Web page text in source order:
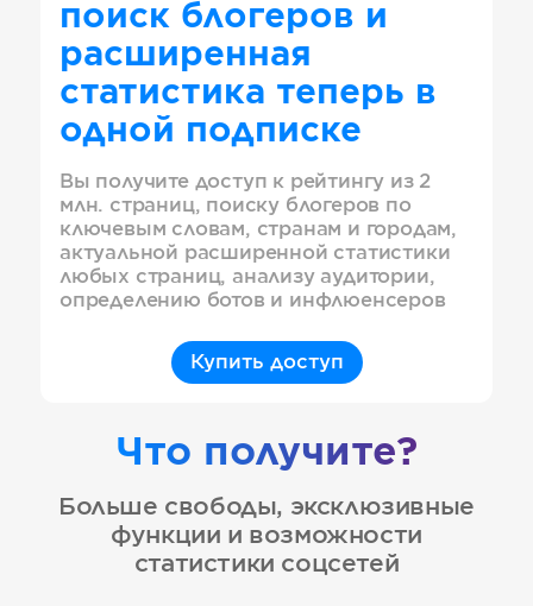
поиск блогеров и
расширенная
статистика теперь в
одной подписке
Вы получите доступ к рейтингу из 2
млн. страниц, поиску блогеров по
ключевым словам, странам и городам,
актуальной расширенной статистики
любых страниц, анализу аудитории,
определению ботов и инфлюенсеров
Купить доступ
Что получите?
Больше свободы, эксклюзивные
функции и возможности
статистики соцсетей